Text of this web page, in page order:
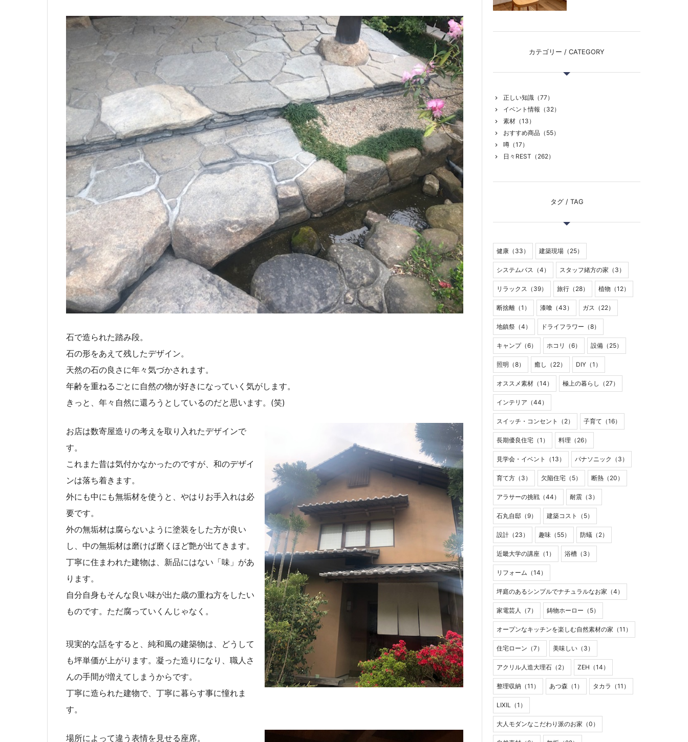
石で造られた踏み段。
石の形をあえて残したデザイン。
天然の石の良さに年々気づかされます。
年齢を重ねるごとに自然の物が好きになっていく気がします。
きっと、年々自然に還ろうとしているのだと思います。(笑)
お店は数寄屋造りの考えを取り入れたデザインで
す。
これまた昔は気付かなかったのですが、和のデザイ
ンは落ち着きます。
外にも中にも無垢材を使うと、やはりお手入れは必
要です。
外の無垢材は腐らないように塗装をした方が良い
し、中の無垢材は磨けば磨くほど艶が出てきます。
丁寧に住まわれた建物は、新品にはない「味」があ
ります。
自分自身もそんな良い味が出た歳の重ね方をしたい
ものです。ただ腐っていくんじゃなく。
現実的な話をすると、純和風の建築物は、どうして
も坪単価が上がります。凝った造りになり、職人さ
んの手間が増えてしまうからです。
丁寧に造られた建物で、丁寧に暮らす事に憧れま
す。
場所によって違う表情を見せる座席。
カテゴリー / CATEGORY
正しい知識（77）
イベント情報（32）
素材（13）
おすすめ商品（55）
噂（17）
日々REST（262）
タグ / TAG
健康（33） 建築現場（25）
システムバス（4） スタッフ緒方の家（3）
リラックス（39） 旅行（28） 植物（12）
断捨離（1） 漆喰（43） ガス（22）
地鎮祭（4） ドライフラワー（8）
キャンプ（6） ホコリ（6） 設備（25）
照明（8） 癒し（22） DIY（1）
オススメ素材（14） 極上の暮らし（27）
インテリア（44）
スイッチ・コンセント（2） 子育て（16）
長期優良住宅（1） 料理（26）
見学会・イベント（13） パナソニック（3）
育て方（3） 欠陥住宅（5） 断熱（20）
アラサーの挑戦（44） 耐震（3）
石丸自邸（9） 建築コスト（5）
設計（23） 趣味（55） 防蟻（2）
近畿大学の講座（1） 浴槽（3）
リフォーム（14）
坪庭のあるシンプルでナチュラルなお家（4）
家電芸人（7） 鋳物ホーロー（5）
オープンなキッチンを楽しむ自然素材の家（11）
住宅ローン（7） 美味しい（3）
アクリル人造大理石（2） ZEH（14）
整理収納（11） あつ森（1） タカラ（11）
LIXIL（1）
大人モダンなこだわり派のお家（0）